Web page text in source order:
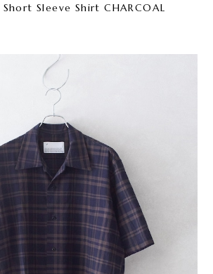
Short Sleeve Shirt CHARCOAL